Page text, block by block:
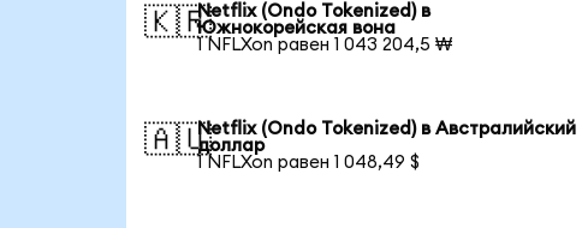
🇰🇷Netflix (Ondo Tokenized) в
Южнокорейская вона
1 NFLXon равен 1 043 204,5 ₩
🇦🇺Netflix (Ondo Tokenized) в Австралийский
доллар
1 NFLXon равен 1 048,49 $